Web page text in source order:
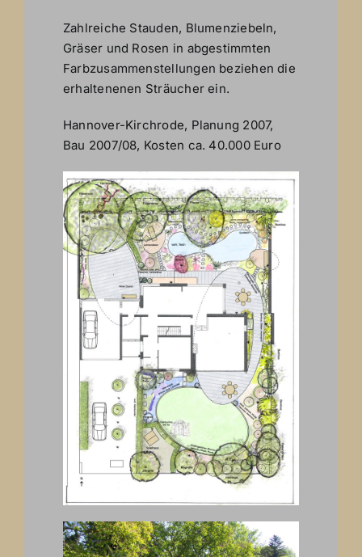
Zahlreiche Stauden, Blumenziebeln,
Gräser und Rosen in abgestimmten
Farbzusammenstellungen beziehen die
erhaltenenen Sträucher ein.
Hannover-Kirchrode, Planung 2007,
Bau 2007/08, Kosten ca. 40.000 Euro